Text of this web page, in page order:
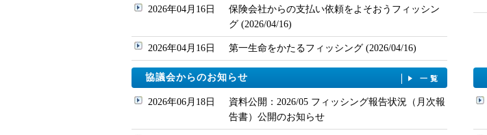
2026年04月16日
保険会社からの支払い依頼をよそおうフィッシン
グ (2026/04/16)
2026年04月16日 第一生命をかたるフィッシング (2026/04/16)
協議会からのお知らせ 一覧
2026年06月18日
資料公開：2026/05 フィッシング報告状況（月次報
告書）公開のお知らせ